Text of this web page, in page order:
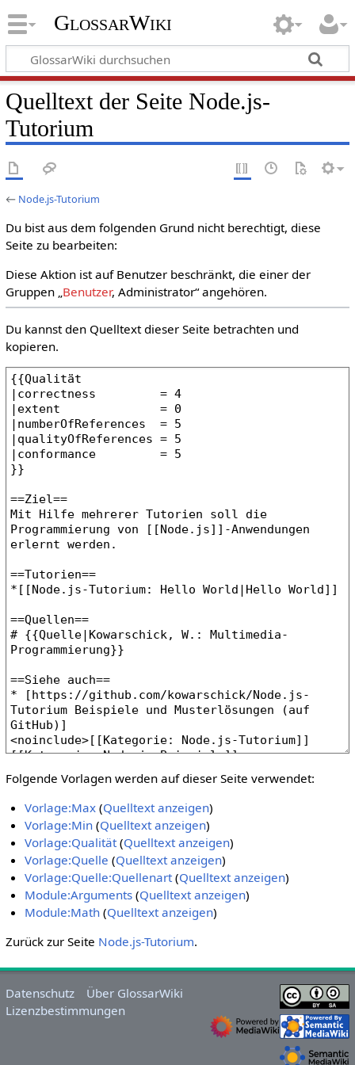
GlossarWiki
Quelltext der Seite Node.js-
Tutorium
← Node.js-Tutorium
Du bist aus dem folgenden Grund nicht berechtigt, diese
Seite zu bearbeiten:
Diese Aktion ist auf Benutzer beschränkt, die einer der
Gruppen „Benutzer, Administrator“ angehören.
Du kannst den Quelltext dieser Seite betrachten und
kopieren.
Folgende Vorlagen werden auf dieser Seite verwendet:
Vorlage:Max (Quelltext anzeigen)
Vorlage:Min (Quelltext anzeigen)
Vorlage:Qualität(Quelltext anzeigen)
Vorlage:Quelle (Quelltext anzeigen)
Vorlage:Quelle:Quellenart(Quelltext anzeigen)
Module:Arguments (Quelltext anzeigen)
Module:Math (Quelltext anzeigen)
Zurück zur Seite Node.js-Tutorium.
Datenschutz
Über GlossarWiki
Lizenzbestimmungen